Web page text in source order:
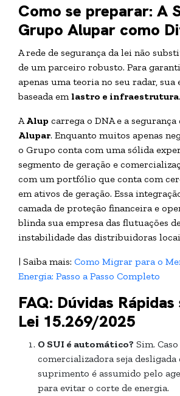
Como se preparar: A
Grupo Alupar como
A rede de segurança da lei não
de um parceiro robusto. Para
apenas uma teoria no seu radar, sua
baseada em lastro e infraestrutura.
AAlup carrega o DNA e a segurança
Alupar. Enquanto muitos apenas
o Grupo conta com uma sólida
segmento de geração e
com um portfólio que conta com
em ativos de geração. Essa
camada de proteção financeira e
blinda sua empresa das flutuações
instabilidade das distribuidoras
| Saiba mais: Como Migrar para o
Energia: Passo a Passo Completo
FAQ: Dúvidas
Lei 15.269/2025
O SUI é automático? Sim.
comercializadora seja desligada
suprimento é assumido pelo
para evitar o corte de energia.